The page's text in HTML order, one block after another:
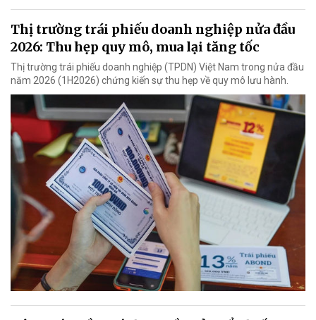
Thị trường trái phiếu doanh nghiệp nửa đầu
2026: Thu hẹp quy mô, mua lại tăng tốc
Thị trường trái phiếu doanh nghiệp (TPDN) Việt Nam trong nửa đầu
năm 2026 (1H2026) chứng kiến sự thu hẹp về quy mô lưu hành.